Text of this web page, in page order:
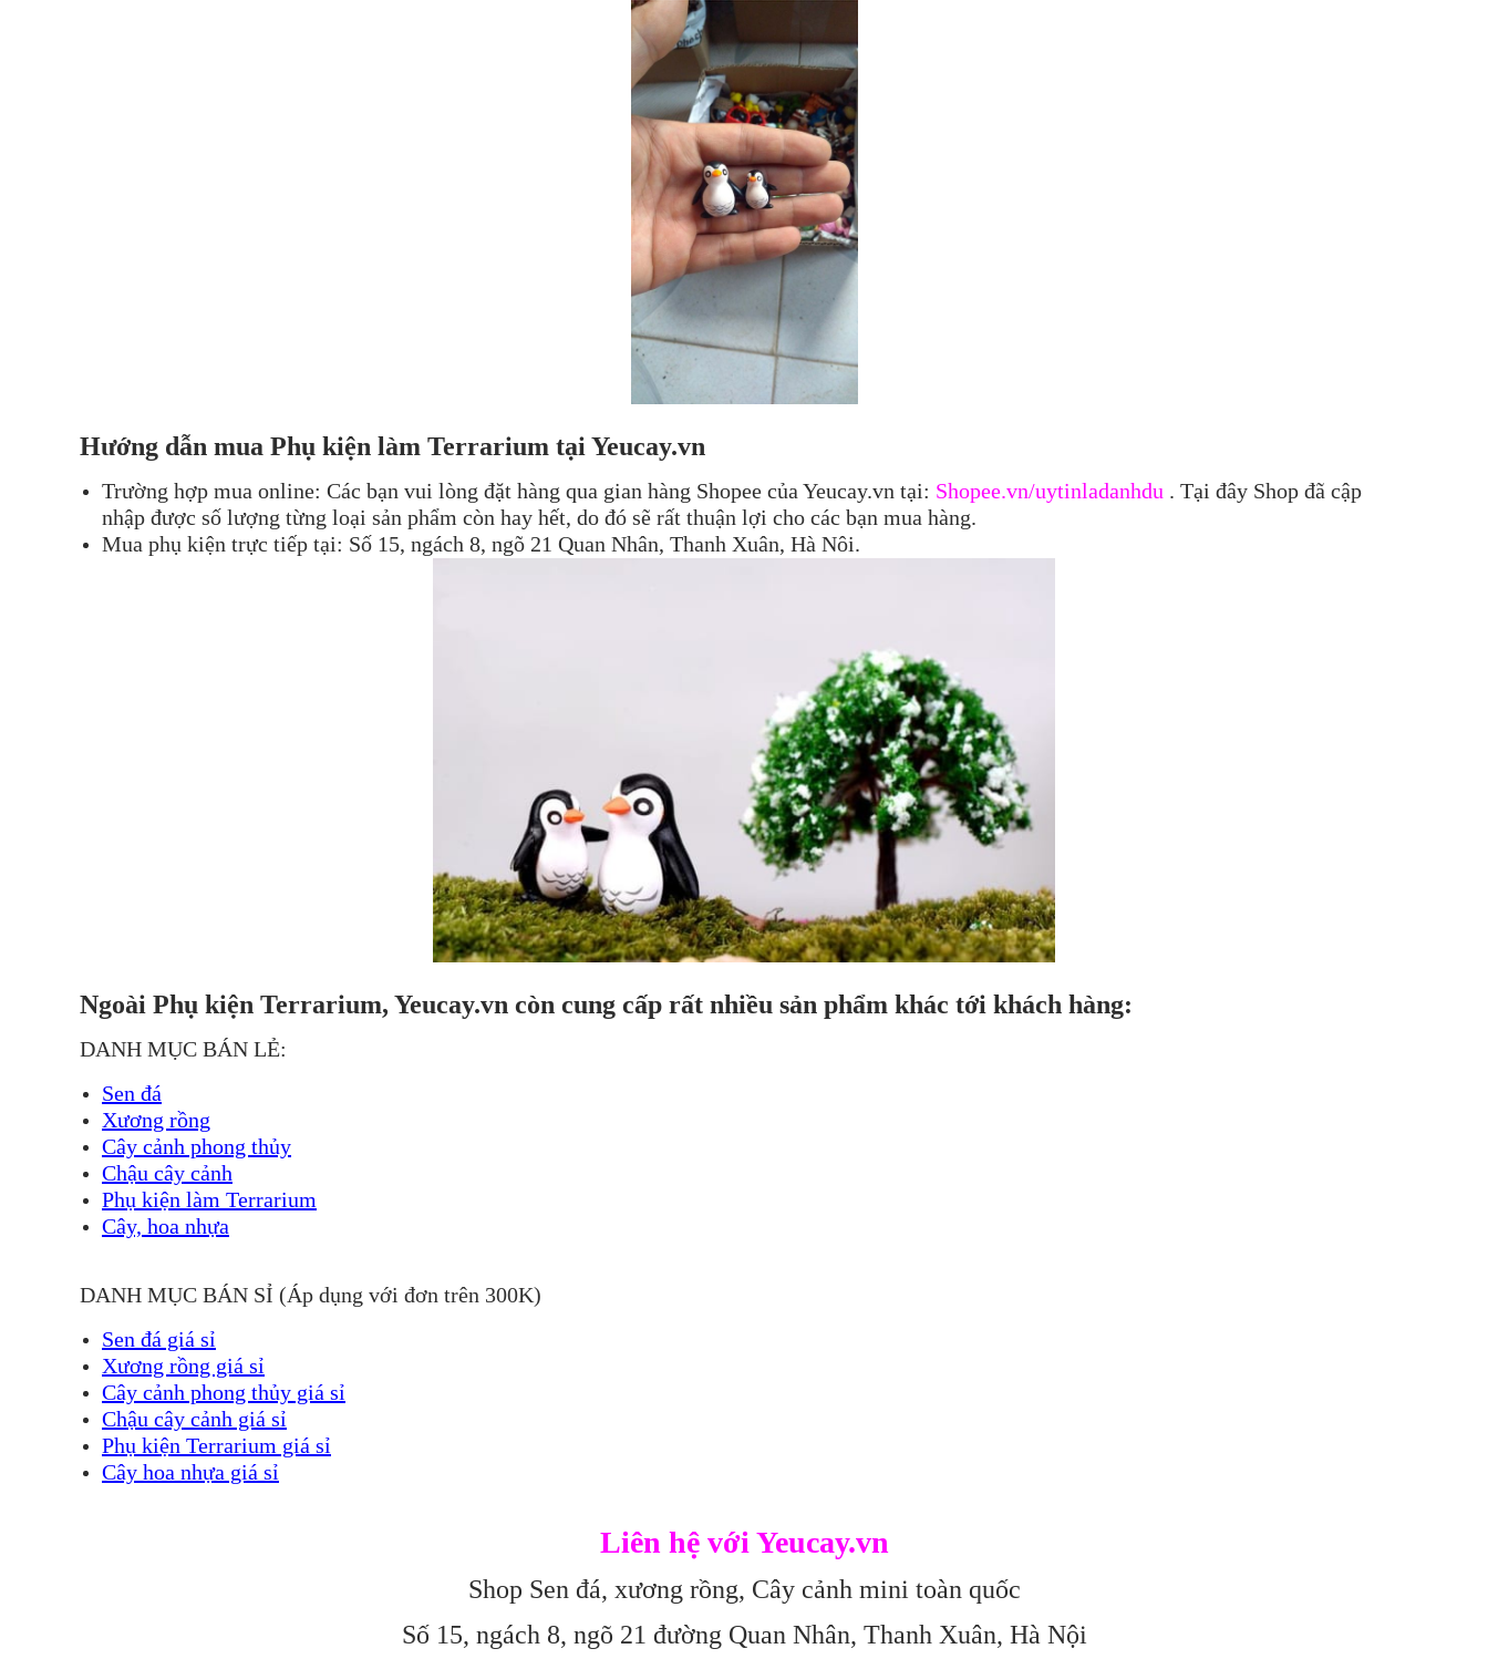
Hướng dẫn mua Phụ kiện làm Terrarium tại Yeucay.vn
Trường hợp mua online: Các bạn vui lòng đặt hàng qua gian hàng Shopee của Yeucay.vn tại: Shopee.vn/uytinladanhdu . Tại đây Shop đã cập
nhập được số lượng từng loại sản phẩm còn hay hết, do đó sẽ rất thuận lợi cho các bạn mua hàng.
Mua phụ kiện trực tiếp tại: Số 15, ngách 8, ngõ 21 Quan Nhân, Thanh Xuân, Hà Nôi.
Ngoài Phụ kiện Terrarium, Yeucay.vn còn cung cấp rất nhiều sản phẩm khác tới khách hàng:
DANH MỤC BÁN LẺ:
Sen đá
Xương rồng
Cây cảnh phong thủy
Chậu cây cảnh
Phụ kiện làm Terrarium
Cây, hoa nhựa
DANH MỤC BÁN SỈ (Áp dụng với đơn trên 300K)
Sen đá giá sỉ
Xương rồng giá sỉ
Cây cảnh phong thủy giá sỉ
Chậu cây cảnh giá sỉ
Phụ kiện Terrarium giá sỉ
Cây hoa nhựa giá sỉ
Liên hệ với Yeucay.vn
Shop Sen đá, xương rồng, Cây cảnh mini toàn quốc
Số 15, ngách 8, ngõ 21 đường Quan Nhân, Thanh Xuân, Hà Nội